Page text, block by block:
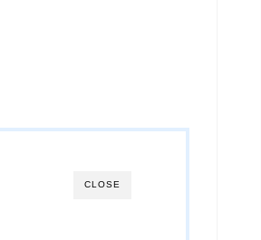
CLOSE